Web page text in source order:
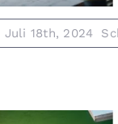
Juli 18th, 2024